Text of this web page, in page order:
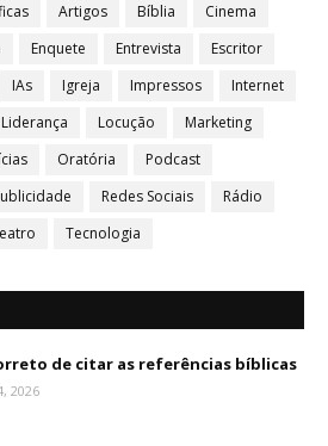
Artigos Bíblia
Cinema
Enquete Entrevista
Escritor
IAs Igreja Impressos
Internet
Liderança Locução
Marketing
Oratória
Podcast
Redes Sociais
Rádio
Tecnologia
de citar as referências bíblicas
2026